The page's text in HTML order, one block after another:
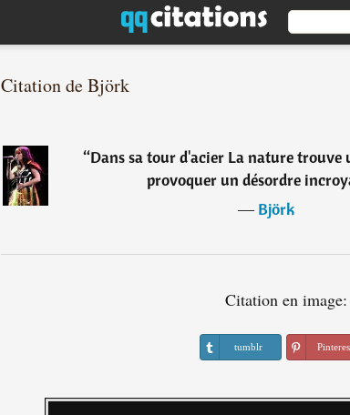
Citation de Björk
“Dans sa tour d'acier La nature trouve
provoquer un désordre
―Björk
Citation en image:
tumblr